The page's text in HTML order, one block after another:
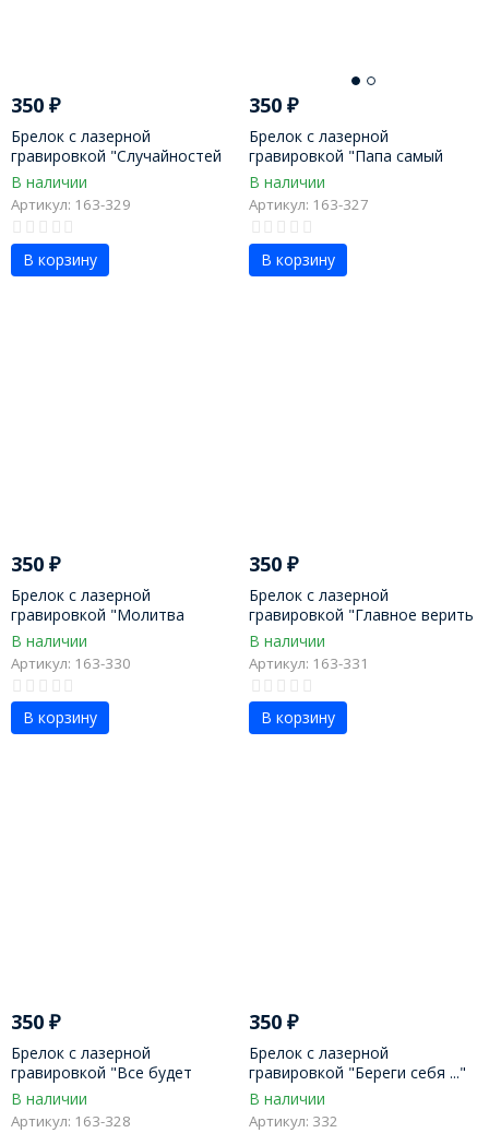
350 ₽
Брелок с лазерной
гравировкой "Случайностей
не бывает"
В наличии
Артикул: 163-329
В корзину
350₽
Брелок с лазерной
гравировкой "Папа самый
лучший"
В наличии
Артикул: 163-327
В корзину
350 ₽
Брелок с лазерной
гравировкой "Молитва
водителя"
В наличии
Артикул: 163-330
В корзину
350₽
Брелок с лазерной
гравировкой "Главное верить
в себя"
В наличии
Артикул: 163-331
В корзину
350 ₽
Брелок с лазерной
гравировкой "Все будет
хорошо"
В наличии
Артикул: 163-328
350₽
Брелок с лазерной
гравировкой "Береги себя ..."
В наличии
Артикул: 332